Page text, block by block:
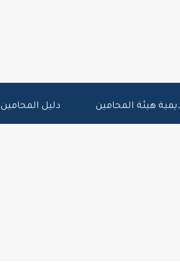
هيئة المحامين دليل المحامين